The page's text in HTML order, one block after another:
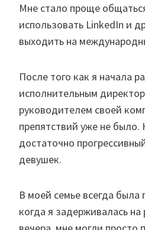
Мне стало проще
использовать LinkedIn и
выходить на
После того как я начала
исполнительным
руководителем своей
препятствий уже не было.
достаточно
девушек.
В моей семье всегда
когда я задерживалась